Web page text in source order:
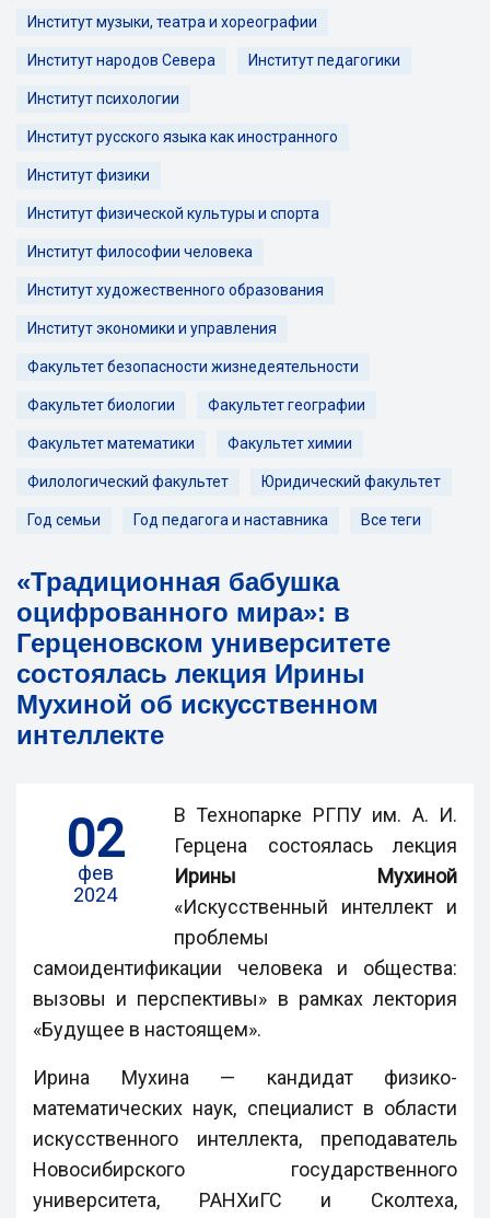
Институт музыки, театра и хореографии
Институт народов Севера Институт педагогики
Институт психологии
Институт русского языка как иностранного
Институт физики
Институт физической культуры и спорта
Институт философии человека
Институт художественного образования
Институт экономики и управления
Факультет безопасности жизнедеятельности
Факультет биологии Факультет географии
Факультет математики Факультет химии
Филологический факультет Юридический факультет
Год семьи Год педагога и наставника Все теги
«Традиционная бабушка
оцифрованного мира»: в
Герценовском университете
состоялась лекция Ирины
Мухиной об искусственном
интеллекте
02
фев
2024
В Технопарке РГПУ им. А. И.
Герцена состоялась лекция
Ирины Мухиной
«Искусственный интеллект и
проблемы
самоидентификации человека и общества:
вызовы и перспективы» в рамках лектория
«Будущее в настоящем».
Ирина Мухина — кандидат физико-
математических наук, специалист в области
искусственного интеллекта, преподаватель
Новосибирского государственного
университета, РАНХиГС и Сколтеха,